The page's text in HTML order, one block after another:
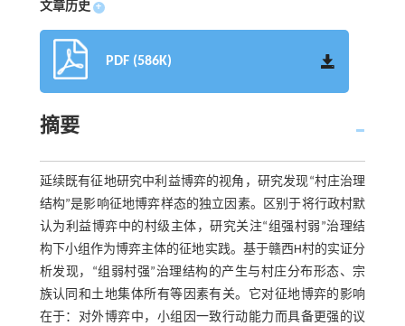
文章历史 +
PDF (586K)
摘要
延续既有征地研究中利益博弈的视角，研究发现“村庄治理
结构”是影响征地博弈样态的独立因素。区别于将行政村默
认为利益博弈中的村级主体，研究关注“组强村弱”治理结
构下小组作为博弈主体的征地实践。基于赣西H村的实证分
析发现，“组弱村强”治理结构的产生与村庄分布形态、宗
族认同和土地集体所有等因素有关。它对征地博弈的影响
在于：对外博弈中，小组因一致行动能力而具备更强的议